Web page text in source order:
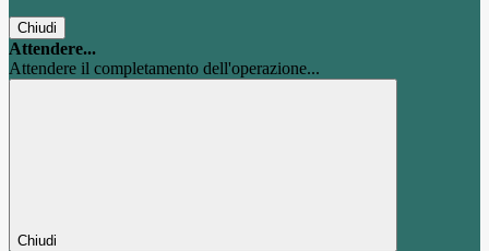
Chiudi
Attendere...
Attendere il completamento dell'operazione...
Chiudi